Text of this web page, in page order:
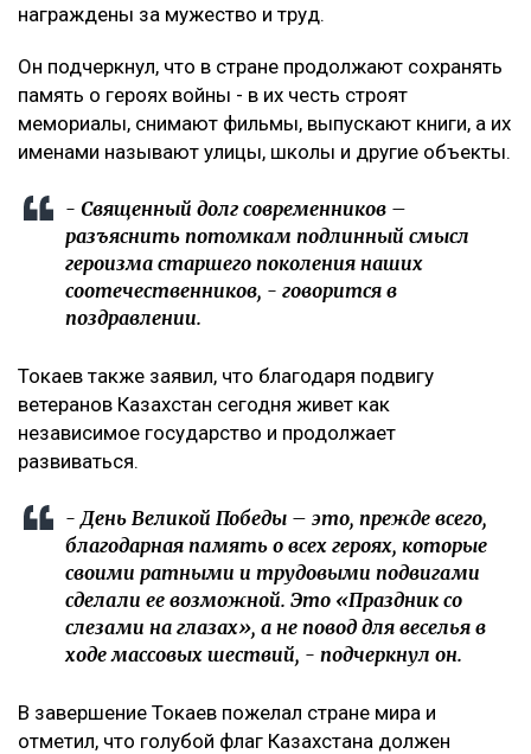
награждены за мужество и труд.
Он подчеркнул, что в стране продолжают сохранять
память о героях войны - в их честь строят
мемориалы, снимают фильмы, выпускают книги, а их
именами называют улицы, школы и другие объекты.
- Священный долг современников –
разъяснить потомкам подлинный смысл
героизма старшего поколения наших
соотечественников, - говорится в
поздравлении.
Токаев также заявил, что благодаря подвигу
ветеранов Казахстан сегодня живет как
независимое государство и продолжает
развиваться.
- День Великой Победы – это, прежде всего,
благодарная память о всех героях, которые
своими ратными и трудовыми подвигами
сделали ее возможной. Это «Праздник со
слезами на глазах», а не повод для веселья в
ходе массовых шествий, - подчеркнул он.
В завершение Токаев пожелал стране мира и
отметил, что голубой флаг Казахстана должен